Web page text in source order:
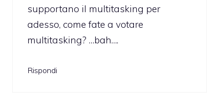
supportano il multitasking per
adesso, come fate a votare
multitasking? …bah….
Rispondi